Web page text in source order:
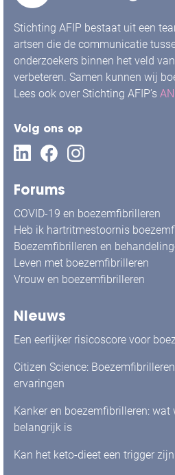
Stichting AFIP bestaat uit een
artsen die de communicatie
onderzoekers binnen het veld
verbeteren. Samen kunnen wij
Lees ook over Stichting AFIP’s
Volg ons op
Forums
COVID-19 en boezemfibrilleren
Heb ik hartritmestoornis
Boezemfibrilleren en
Leven met boezemfibrilleren
Vrouw en boezemfibrilleren
Nieuws
Een eerlijker risicoscore voor
Citizen Science:
ervaringen
Kanker en boezemfibrilleren:
belangrijk is
Kan het keto-dieet een trigger